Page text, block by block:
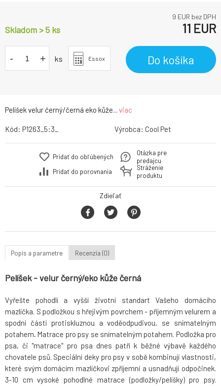
Pelíšek velur černý/černá eko kůže... viac
9 EUR bez DPH
Skladom > 5 ks 11 EUR
- + ks Essox Do košíka
Kód: P1263_5:3_ Výrobca: Cool Pet
Pridať do obľúbených
Pridať do porovnania
Otázka pre
predajcu
Stráženie
produktu
Zdieľať
Popis a parametre Recenzia (0)
Pelíšek - velur černý/eko kůže černá
Vyřešte pohodlí a vyšší životní standart Vašeho domácího
mazlíčka. S podložkou s hřejivým povrchem - příjemným velurem a
spodní částí protiskluznou a voděodpudivou, se snímatelným
potahem. Matrace pro psy se snímatelným potahem. Podložka pro
psa, či "matrace" pro psa dnes patří k běžné výbavě každého
chovatele psů. Speciální deky pro psy v sobě kombinují vlastnosti,
které svým domácím mazlíčkovi zpříjemní a usnadňují odpočinek.
3-10 cm vysoké pohodlné matrace (podložky/pelíšky) pro psy.